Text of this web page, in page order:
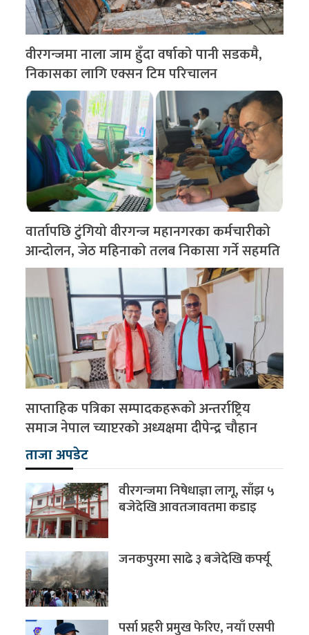
वीरगन्जमा नाला जाम हुँदा वर्षाको पानी सडकमै,
निकासका लागि एक्सन टिम परिचालन
वार्तापछि टुंगियो वीरगन्ज महानगरका कर्मचारीको
आन्दोलन, जेठ महिनाको तलब निकासा गर्ने सहमति
साप्ताहिक पत्रिका सम्पादकहरूको अन्तर्राष्ट्रिय
समाज नेपाल च्याप्टरको अध्यक्षमा दीपेन्द्र चौहान
ताजा अपडेट
वीरगन्जमा निषेधाज्ञा लागू, साँझ ५
बजेदेखि आवतजावतमा कडाइ
जनकपुरमा साढे ३ बजेदेखि कर्फ्यू
पर्सा प्रहरी प्रमुख फेरिए, नयाँ एसपी